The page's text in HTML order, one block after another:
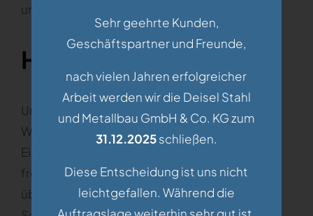
umgehend entfernen.
Haftung für Links
Unser Angebot enthält Links zu externen
Websites Dritter, auf deren Inhalte wir keinen
Einfluss haben. Deshalb können wir für diese
fremden Inhalte auch keine Gewähr
übernehmen. Für die Inhalte der verlinkten
Sehr geehrte Kunden,
Geschäftspartner und Freunde,
nach vielen Jahren erfolgreicher
Arbeit werden wir die Deisel Stahl
und Metallbau GmbH & Co. KG zum
31.12.2025schließen.
Diese Entscheidung ist uns nicht
leichtgefallen. Während die
Auftragslage weiterhin sehr gut ist,